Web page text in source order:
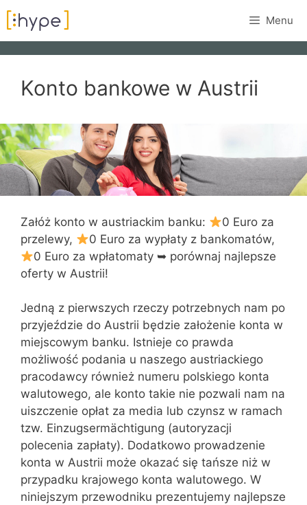
Przejdź
do
treści
Menu
Konto bankowe w Austrii
Załóż konto w austriackim banku:
0 Euro za
przelewy,
0 Euro za wypłaty z bankomatów,
0 Euro za wpłatomaty ➥ porównaj najlepsze
oferty w Austrii!
Jedną z pierwszych rzeczy potrzebnych nam po
przyjeździe do Austrii będzie założenie konta w
miejscowym banku. Istnieje co prawda
możliwość podania u naszego austriackiego
pracodawcy również numeru polskiego konta
walutowego, ale konto takie nie pozwali nam na
uiszczenie opłat za media lub czynsz w ramach
tzw. Einzugsermächtigung (autoryzacji
polecenia zapłaty). Dodatkowo prowadzenie
konta w Austrii może okazać się tańsze niż w
przypadku krajowego konta walutowego. W
niniejszym przewodniku prezentujemy najlepsze